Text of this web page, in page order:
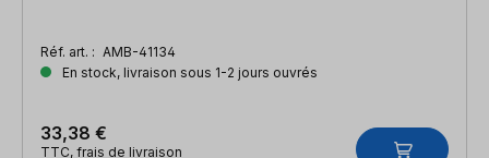
Réf. art. : AMB-41134
En stock, livraison sous 1-2 jours ouvrés
33,38 €
TTC, frais de livraison